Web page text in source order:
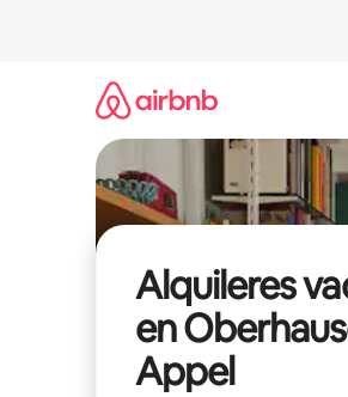
Alquileres
en
Appel